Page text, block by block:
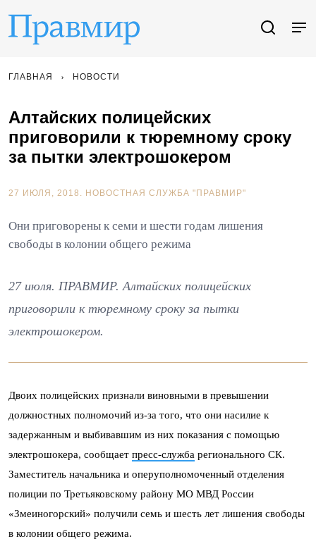
ГЛАВНАЯ НОВОСТИ
Алтайских полицейских
приговорили к тюремному сроку
за пытки электрошокером
27 ИЮЛЯ, 2018. НОВОСТНАЯ СЛУЖБА "ПРАВМИР"
Они приговорены к семи и шести годам лишения
свободы в колонии общего режима
27 июля. ПРАВМИР. Алтайских полицейских
приговорили к тюремному сроку за пытки
электрошокером.
Двоих полицейских признали виновными в превышении
должностных полномочий из-за того, что они насилие к
задержанным и выбивавшим из них показания с помощью
электрошокера, сообщает пресс-служба регионального СК.
Заместитель начальника и оперуполномоченный отделения
полиции по Третьяковскому району МО МВД России
«Змеиногорский» получили семь и шесть лет лишения свободы
в колонии общего режима.